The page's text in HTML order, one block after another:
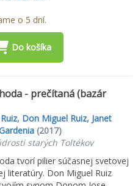
o 5 dní.
Do košíka
- prečítaná (bazár
, Don Miguel Ruiz, Janet
(2017)
starých Toltékov
tvorí pilier súčasnej svetovej
literatúry. Don Miguel Ruiz